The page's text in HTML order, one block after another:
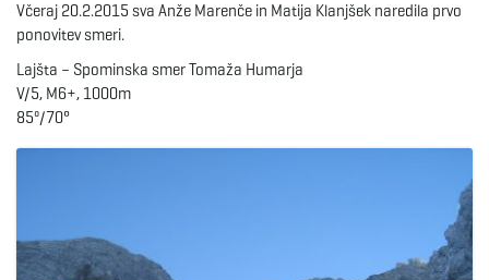
a
Včeraj 20.2.2015 sva Anže Marenče in Matija Klanjšek naredila prvo
ponovitev smeri.
Lajšta – Spominska smer Tomaža Humarja
V/5, M6+, 1000m
85º/70°